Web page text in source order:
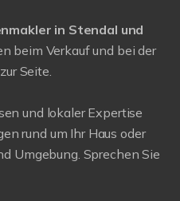
in Stendal und
beim Verkauf und bei der
Seite.
und lokaler Expertise
rund um Ihr Haus oder
Umgebung. Sprechen Sie